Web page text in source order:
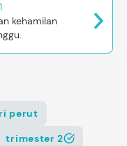
kehamilan
perut
trimester 2